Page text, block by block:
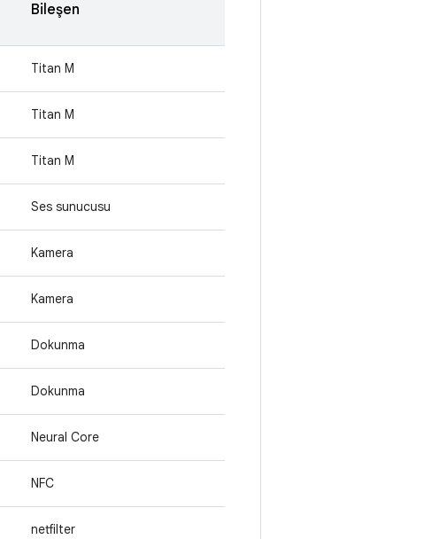
Bileşen
Titan M
Titan M
Titan M
Ses sunucusu
Kamera
Kamera
Dokunma
Dokunma
Neural Core
NFC
netfilter